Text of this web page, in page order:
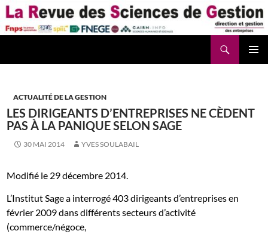
Aller
au
contenu
ACTUALITÉ DE LA GESTION
LES DIRIGEANTS D’ENTREPRISES NE CÈDENT
PAS À LA PANIQUE SELON SAGE
30 MAI 2014 YVES SOULABAIL
Modifié le 29 décembre 2014.
L’Institut Sage a interrogé 403 dirigeants d’entreprises en
février 2009 dans différents secteurs d’activité
(commerce/négoce,